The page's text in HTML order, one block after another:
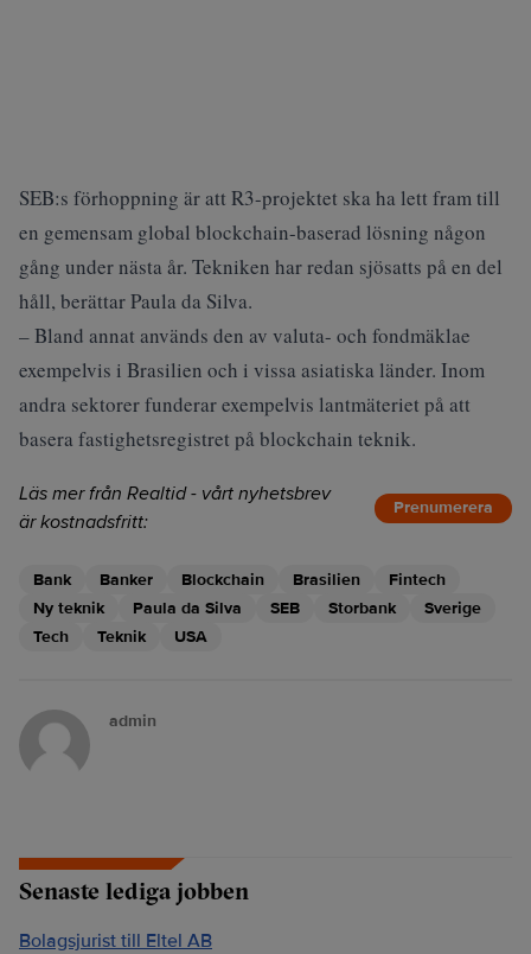
SEB:s förhoppning är att R3-projektet ska ha lett fram till
en gemensam global blockchain-baserad lösning någon
gång under nästa år. Tekniken har redan sjösatts på en del
håll, berättar Paula da Silva.
– Bland annat används den av valuta- och fondmäklae
exempelvis i Brasilien och i vissa asiatiska länder. Inom
andra sektorer funderar exempelvis lantmäteriet på att
basera fastighetsregistret på blockchain teknik.
Läs mer från Realtid - vårt nyhetsbrev
är kostnadsfritt:
Prenumerera
Bank Banker Blockchain Brasilien
Fintech
Ny teknik
Paula da Silva SEB Storbank
Sverige
Tech
Teknik USA
admin
Senaste lediga jobben
Bolagsjurist till Eltel AB